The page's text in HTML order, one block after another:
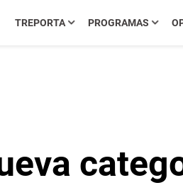
TREPORTA PROGRAMAS